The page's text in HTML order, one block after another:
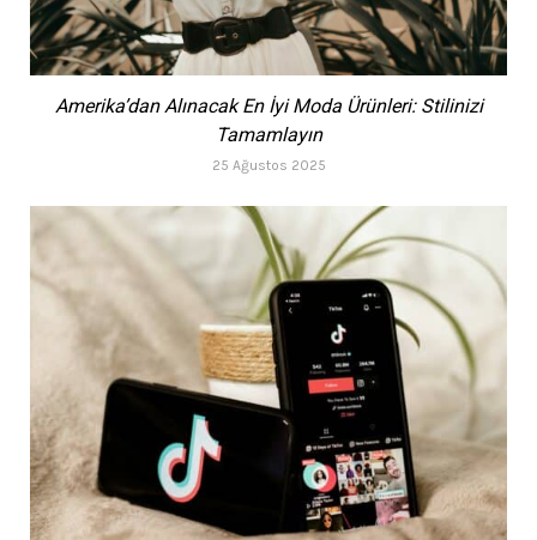
Amerika’dan Alınacak En İyi Moda Ürünleri: Stilinizi
Tamamlayın
25 Ağustos 2025